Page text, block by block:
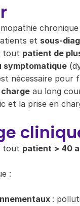
et sous-
tout patient de
symptomatique
nécessaire pour
au long
et la prise en
tout patient > 40
:
: